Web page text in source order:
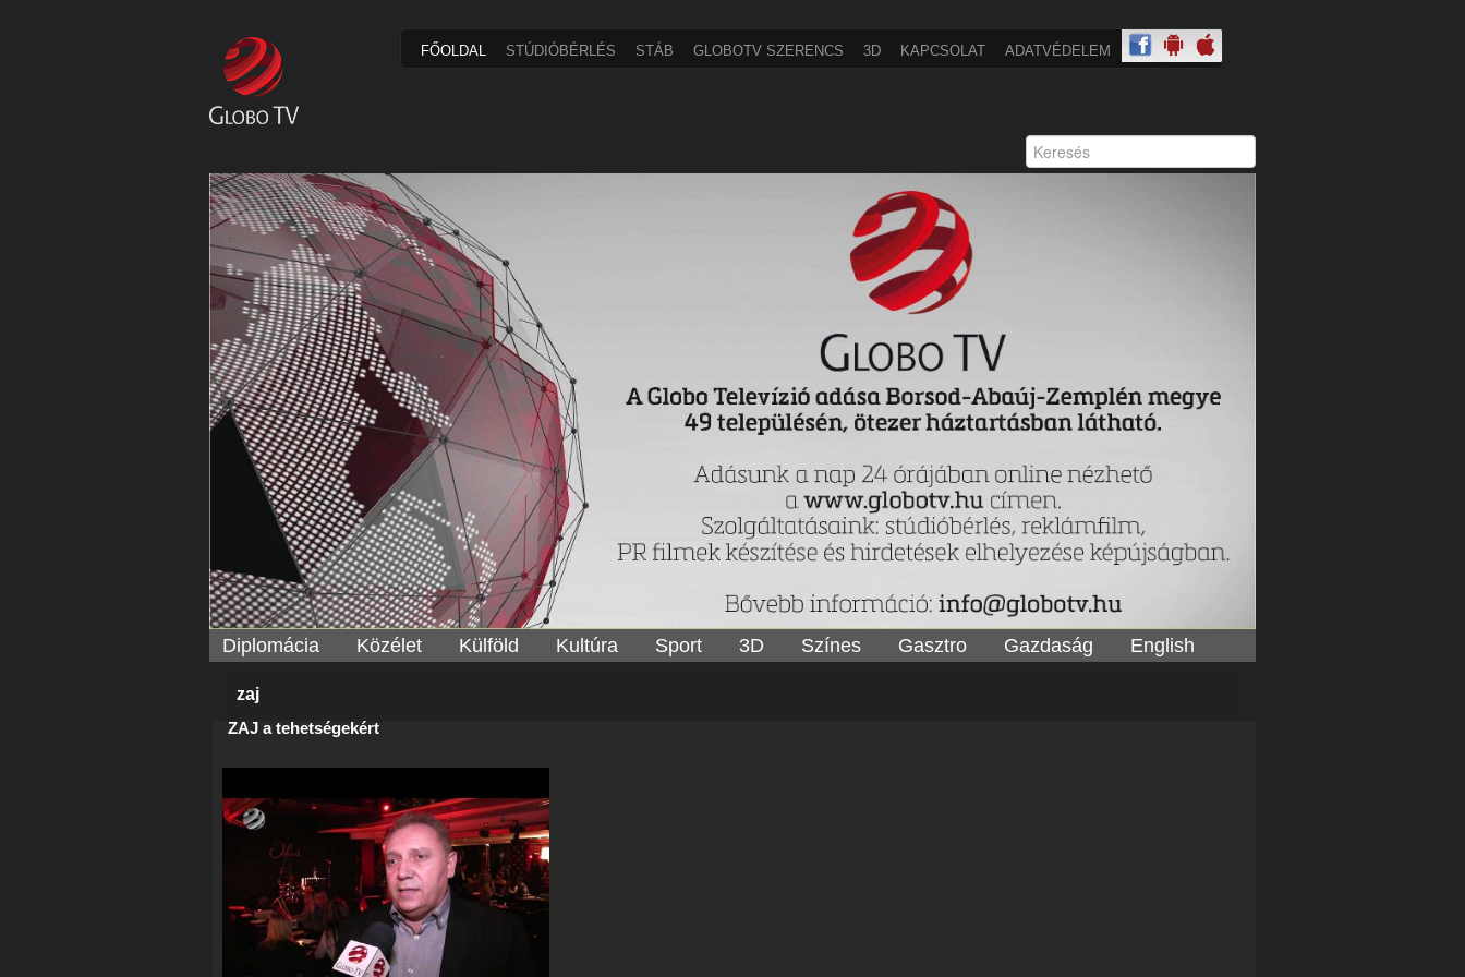
FŐOLDAL STÚDIÓBÉRLÉS STÁB GLOBOTV SZERENCS 3D KAPCSOLAT ADATVÉDELEM
Diplomácia Közélet Külföld Kultúra Sport 3D Színes Gasztro Gazdaság English
zaj
ZAJ a tehetségekért